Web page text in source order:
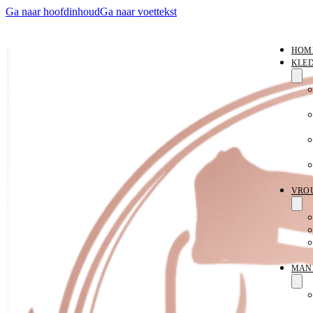
Ga naar hoofdinhoudGa naar voettekst